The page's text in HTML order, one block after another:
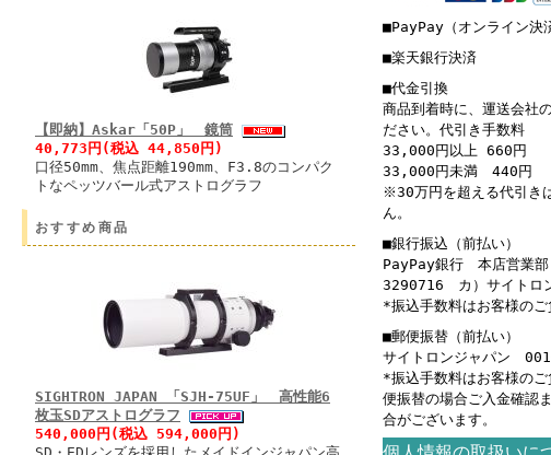
【即納】Askar「50P」 鏡筒
40,773円(税込 44,850円)
口径50mm、焦点距離190mm、F3.8のコンパク
トなペッツバール式アストログラフ
おすすめ商品
SIGHTRON JAPAN 「SJH-75UF」 高性能6
枚玉SDアストログラフ
540,000円(税込 594,000円)
■PayPay（オンライン決
■楽天銀行決済
■代金引換
商品到着時に、運送会社
ださい。代引き手数料
33,000円以上 660円
33,000円未満 440円
※30万円を超える代引き
ん。
■銀行振込（前払い）
PayPay銀行 本店営業
3290716 カ）サイトロ
*振込手数料はお客様のご
■郵便振替（前払い）
サイトロンジャパン
*振込手数料はお客様の
便振替の場合ご入金確認
合がございます。